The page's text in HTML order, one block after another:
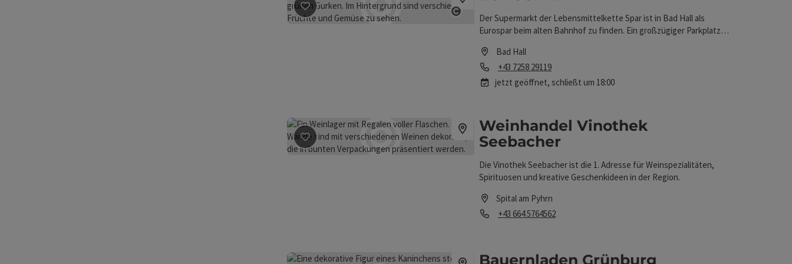
Copyright öffnen
Beitrag merken: EUROSPAR
Der Supermarkt der Lebensmittelkette Spar ist in Bad Hall als
Eurospar beim alten Bahnhof zu finden. Ein großzügiger Parkplatz
Eingangsbereich.
Bad Hall
Telefon
+43 7258 29119
jetzt geöffnet, schließt um 18:00
Beitrag merken: Weinhandel Vinothek Seebacher
Weinhandel Vinothek
Seebacher
Die Vinothek Seebacher ist die 1. Adresse für Weinspezialitäten,
Spirituosen und kreative Geschenkideen in der Region.
Spital am Pyhrn
Telefon
+43 664 5764562
Bauernladen Grünburg